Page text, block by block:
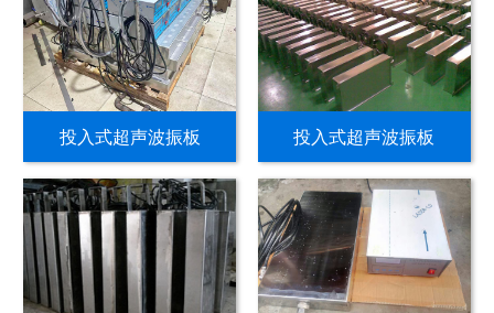
投入式超声波振板 投入式超声波振板